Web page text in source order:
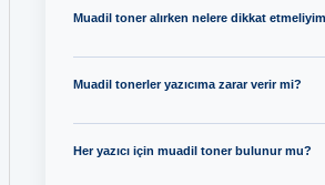
Muadil toner alırken nelere dikkat
Muadil tonerler yazıcıma zarar verir mi?
Her yazıcı için muadil toner bulunur mu?